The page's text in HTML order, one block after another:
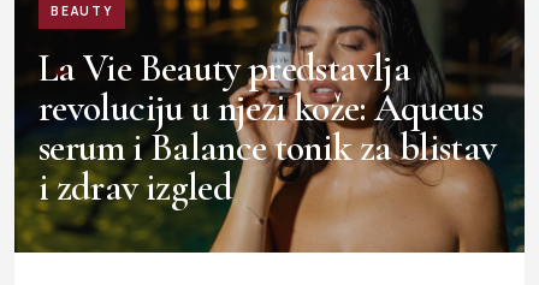
BEAUTY
La Vie Beauty predstavlja
revoluciju u njezi kože: Aqueus
serum i Balance tonik za blistav
i zdrav izgled